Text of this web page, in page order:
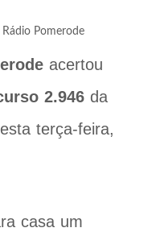
Pomerode
acertou
2.946 da
terça-feira,
casa um